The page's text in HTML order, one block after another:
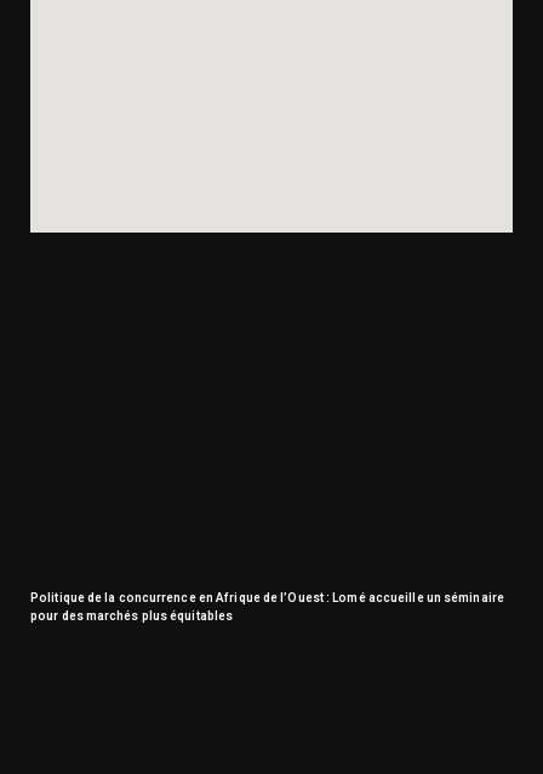
Politique de la concurrence en Afrique de l’Ouest : Lomé accueille un séminaire
pour des marchés plus équitables